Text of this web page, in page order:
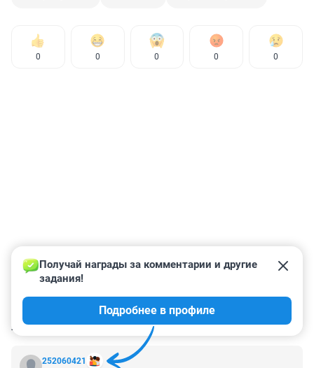
0 0 0 0 0
КОММЕНТАРИИ 195
252060421
Получай награды за комментарии и другие
задания!
Подробнее в профиле